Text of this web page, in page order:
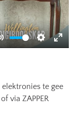
Settings
Enter
te gee
via ZAPPER